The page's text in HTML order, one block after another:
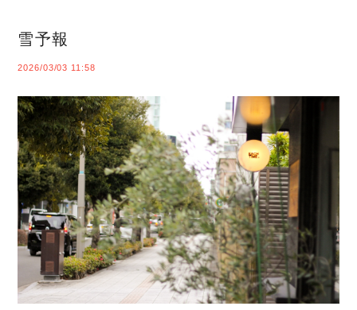
雪予報
2026/03/03 11:58